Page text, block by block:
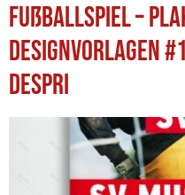
Fußballspiel –
Designvorlagen
Despri